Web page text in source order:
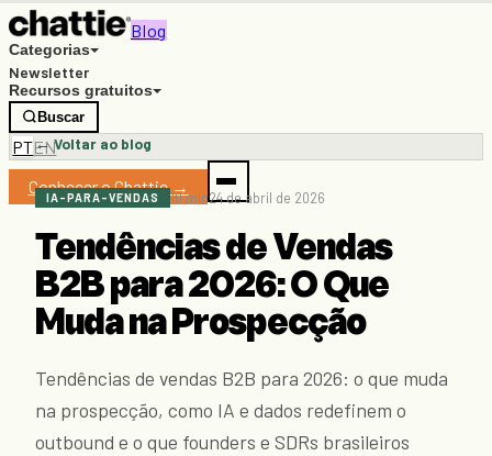
Blog
Categorias
Newsletter
Recursos gratuitos
Buscar
PTEN
Conhecer o Chattie →
← Voltar ao blog
IA-PARA-VENDAS 10 min24 de abril de 2026
Tendências de Vendas
B2B para 2026: O Que
Muda na Prospecção
Tendências de vendas B2B para 2026: o que muda
na prospecção, como IA e dados redefinem o
outbound e o que founders e SDRs brasileiros